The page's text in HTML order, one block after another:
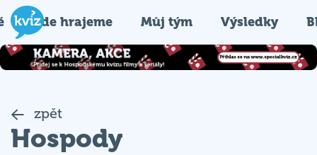
Kde hrajeme Můj tým Výsledky
zpět
Hospody